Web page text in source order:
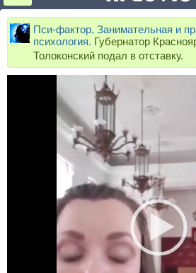
Пси-фактор. Занимательная и
психология. Губернатор
Толоконский подал в отставку.